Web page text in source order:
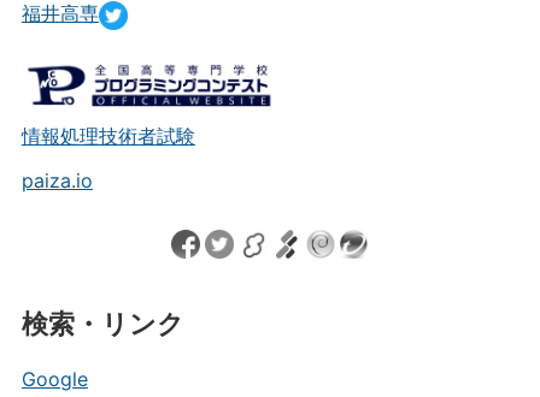
福井高専
情報処理技術者試験
paiza.io
検索・リンク
Google